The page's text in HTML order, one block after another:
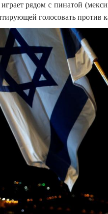
рядом с пинатой
голосовать